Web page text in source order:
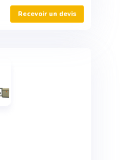
Recevoir un devis